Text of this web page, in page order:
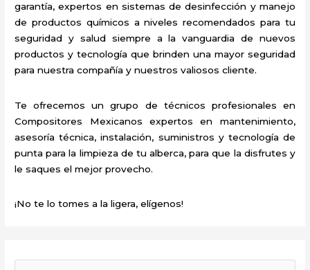
garantía, expertos en sistemas de desinfección y manejo
de productos químicos a niveles recomendados para tu
seguridad y salud siempre a la vanguardia de nuevos
productos y tecnología que brinden una mayor seguridad
para nuestra compañía y nuestros valiosos cliente.
Te ofrecemos un grupo de técnicos profesionales en
Compositores Mexicanos expertos en mantenimiento,
asesoría técnica, instalación, suministros y tecnología de
punta para la limpieza de tu alberca, para que la disfrutes y
le saques el mejor provecho.
¡No te lo tomes a la ligera, elígenos!